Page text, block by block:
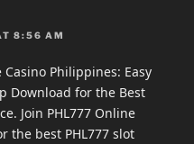
8:56 AM
Casino Philippines: Easy
Download for the Best
Join PHL777 Online
the best PHL777 slot